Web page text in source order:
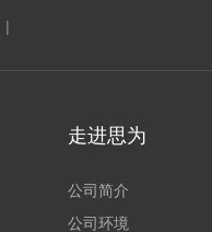
|
走进思为
公司简介
公司环境